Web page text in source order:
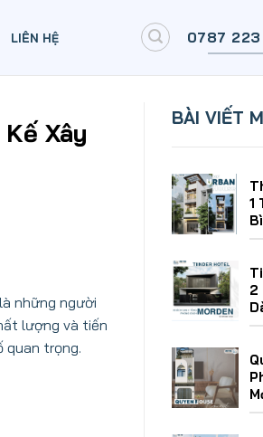
LIÊN HỆ 0787
Xây
những người
lượng và tiến
quan trọng.
BÀI VIẾT
1
2